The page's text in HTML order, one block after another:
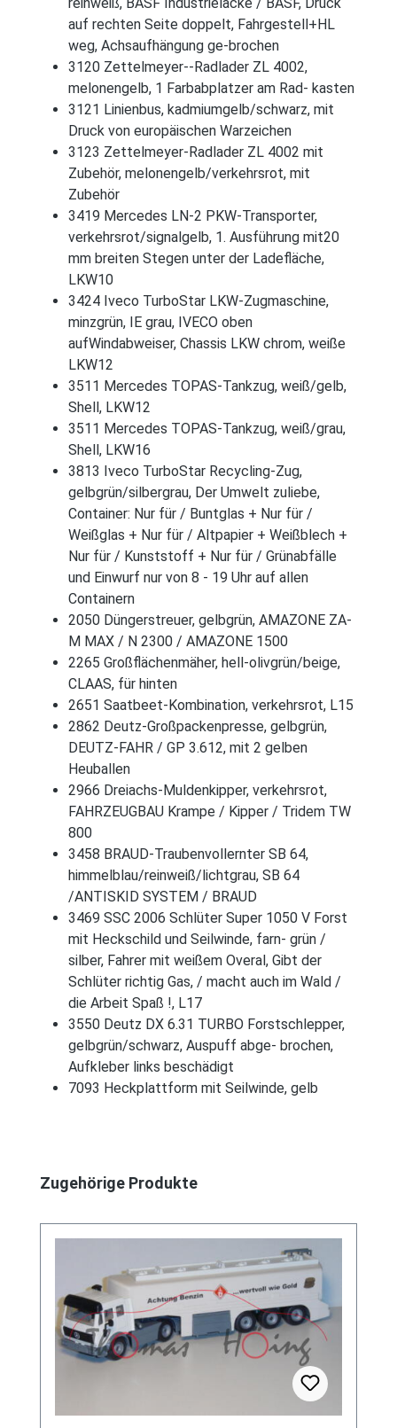
auf rechten Seite doppelt, Fahrgestell+HL
weg, Achsaufhängung ge-brochen
3120 Zettelmeyer--Radlader ZL 4002,
melonengelb, 1 Farbabplatzer am Rad- kasten
3121 Linienbus, kadmiumgelb/schwarz, mit
Druck von europäischen Warzeichen
3123 Zettelmeyer-Radlader ZL 4002 mit
Zubehör, melonengelb/verkehrsrot, mit
Zubehör
3419 Mercedes LN-2 PKW-Transporter,
verkehrsrot/signalgelb, 1. Ausführung mit20
mm breiten Stegen unter der Ladefläche,
LKW10
3424 Iveco TurboStar LKW-Zugmaschine,
minzgrün, IE grau, IVECO oben
aufWindabweiser, Chassis LKW chrom, weiße
LKW12
3511 Mercedes TOPAS-Tankzug, weiß/gelb,
Shell, LKW12
3511 Mercedes TOPAS-Tankzug, weiß/grau,
Shell, LKW16
3813 Iveco TurboStar Recycling-Zug,
gelbgrün/silbergrau, Der Umwelt zuliebe,
Container: Nur für / Buntglas + Nur für /
Weißglas + Nur für / Altpapier + Weißblech +
Nur für / Kunststoff + Nur für / Grünabfälle
und Einwurf nur von 8 - 19 Uhr auf allen
Containern
2050 Düngerstreuer, gelbgrün, AMAZONE ZA-
M MAX / N 2300 / AMAZONE 1500
2265 Großflächenmäher, hell-olivgrün/beige,
CLAAS, für hinten
2651 Saatbeet-Kombination, verkehrsrot, L15
2862 Deutz-Großpackenpresse, gelbgrün,
DEUTZ-FAHR / GP 3.612, mit 2 gelben
Heuballen
2966 Dreiachs-Muldenkipper, verkehrsrot,
FAHRZEUGBAU Krampe / Kipper / Tridem TW
800
3458 BRAUD-Traubenvollernter SB 64,
himmelblau/reinweiß/lichtgrau, SB 64
/ANTISKID SYSTEM / BRAUD
3469 SSC 2006 Schlüter Super 1050 V Forst
mit Heckschild und Seilwinde, farn- grün /
silber, Fahrer mit weißem Overal, Gibt der
Schlüter richtig Gas, / macht auch im Wald /
die Arbeit Spaß !, L17
3550 Deutz DX 6.31 TURBO Forstschlepper,
gelbgrün/schwarz, Auspuff abge- brochen,
Aufkleber links beschädigt
7093 Heckplattform mit Seilwinde, gelb
Produktgalerie überspringen
Zugehörige Produkte